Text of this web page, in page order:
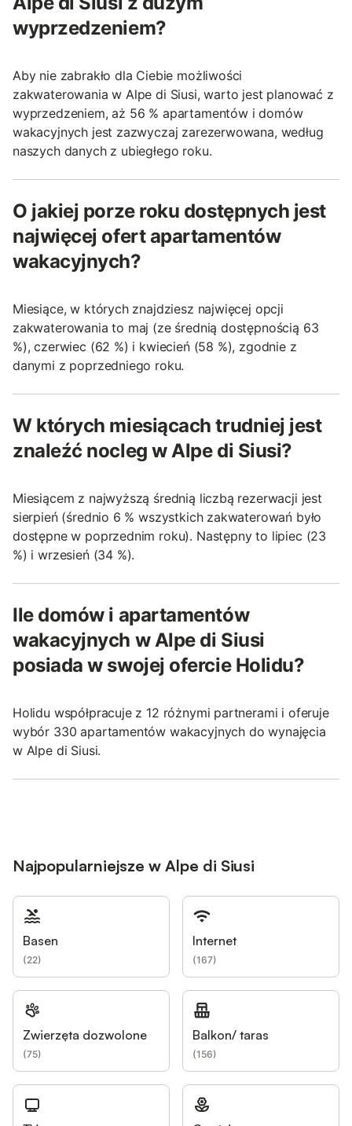
wyprzedzeniem?
Aby nie zabrakło dla Ciebie możliwości
zakwaterowania w Alpe di Siusi, warto jest planować z
wyprzedzeniem, aż 56 % apartamentów i domów
wakacyjnych jest zazwyczaj zarezerwowana, według
naszych danych z ubiegłego roku.
O jakiej porze roku dostępnych jest
najwięcej ofert apartamentów
wakacyjnych?
Miesiące, w których znajdziesz najwięcej opcji
zakwaterowania to maj (ze średnią dostępnością 63
%), czerwiec (62 %) i kwiecień (58 %), zgodnie z
danymi z poprzedniego roku.
W których miesiącach trudniej jest
znaleźć nocleg w Alpe di Siusi?
Miesiącem z najwyższą średnią liczbą rezerwacji jest
sierpień (średnio 6 % wszystkich zakwaterowań było
dostępne w poprzednim roku). Następny to lipiec (23
%) i wrzesień (34 %).
Ile domów i apartamentów
wakacyjnych w Alpe di Siusi
posiada w swojej ofercie Holidu?
Holidu współpracuje z 12 różnymi partnerami i oferuje
wybór 330 apartamentów wakacyjnych do wynajęcia
w Alpe di Siusi.
Najpopularniejsze w Alpe di Siusi
Basen
(22)
Internet
(167)
Zwierzęta dozwolone
(75)
Balkon/ taras
(156)